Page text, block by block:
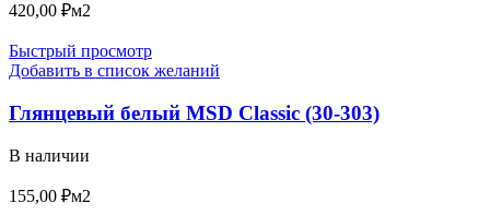
420,00 ₽м2
Быстрый просмотр
Добавить в список желаний
Глянцевый белый MSD Classic (30-303)
В наличии
155,00 ₽м2